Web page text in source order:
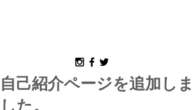
自己紹介ページを追加しま